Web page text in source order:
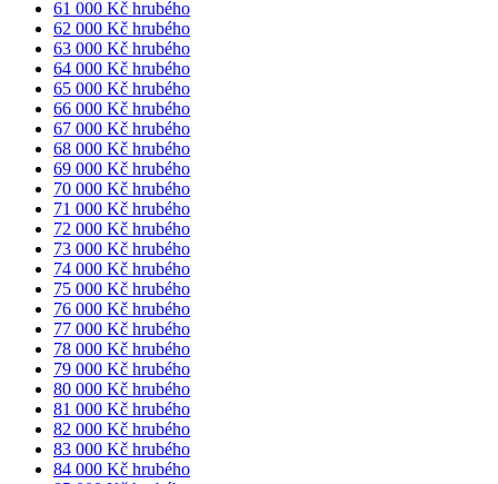
61 000 Kč hrubého
62 000 Kč hrubého
63 000 Kč hrubého
64 000 Kč hrubého
65 000 Kč hrubého
66 000 Kč hrubého
67 000 Kč hrubého
68 000 Kč hrubého
69 000 Kč hrubého
70 000 Kč hrubého
71 000 Kč hrubého
72 000 Kč hrubého
73 000 Kč hrubého
74 000 Kč hrubého
75 000 Kč hrubého
76 000 Kč hrubého
77 000 Kč hrubého
78 000 Kč hrubého
79 000 Kč hrubého
80 000 Kč hrubého
81 000 Kč hrubého
82 000 Kč hrubého
83 000 Kč hrubého
84 000 Kč hrubého